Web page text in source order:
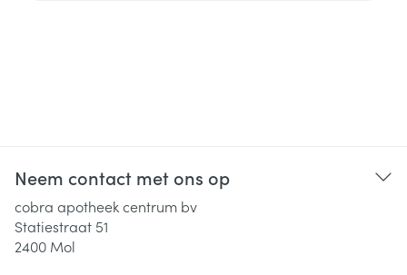
Neem contact met ons op
cobra apotheek centrum bv
Statiestraat 51
2400 Mol